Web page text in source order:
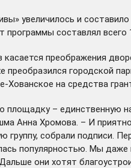
увеличилось и
составлял всего
преображения
преобразился городской
на средства
– единственную
Анна Хромова. – И
собрали подписи.
популярностью. Мы даже
они хотят